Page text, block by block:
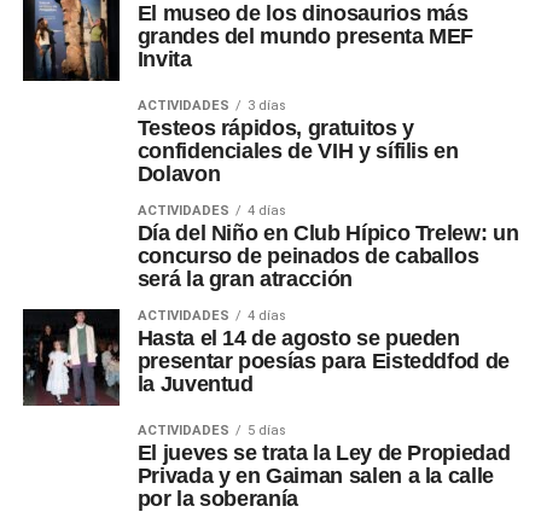
El museo de los dinosaurios más
grandes del mundo presenta MEF
Invita
ACTIVIDADES 3 días
Testeos rápidos, gratuitos y
confidenciales de VIH y sífilis en
Dolavon
ACTIVIDADES 4 días
Día del Niño en Club Hípico Trelew: un
concurso de peinados de caballos
será la gran atracción
ACTIVIDADES 4 días
Hasta el 14 de agosto se pueden
presentar poesías para Eisteddfod de
la Juventud
ACTIVIDADES 5 días
El jueves se trata la Ley de Propiedad
Privada y en Gaiman salen a la calle
por la soberanía